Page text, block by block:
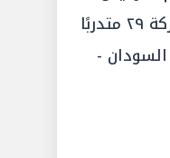
الخاصة بإلتزام الخدمة الشمولية ونماذج التمويل القائمة"؛ يأتي بمشاركة ٢٩ متدربًا
السودان -